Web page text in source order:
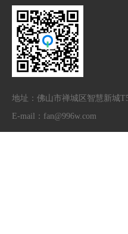
地址：佛山市禅城区智慧新城
E-mail：fan@996w.com